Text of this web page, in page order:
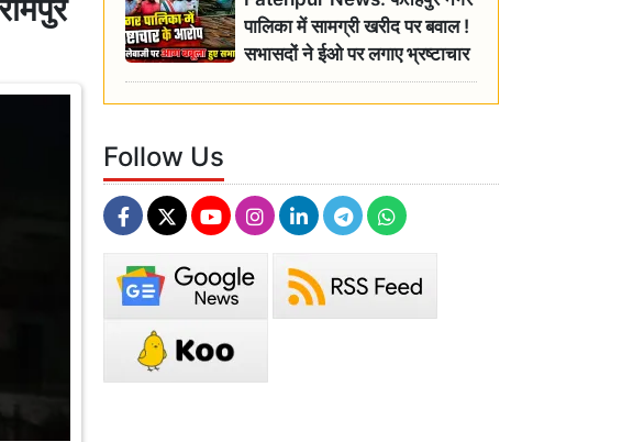
पालिका में सामग्री खरीद पर बवाल !
सभासदों ने ईओ पर लगाए भ्रष्टाचार
के गंभीर आरोप
Follow Us